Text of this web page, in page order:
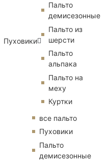
Пуховики
Пальто
демисезонные
Пальто из
шерсти
Пальто
альпака
Пальто на
меху
Куртки
все пальто
Пуховики
Пальто
демисезонные